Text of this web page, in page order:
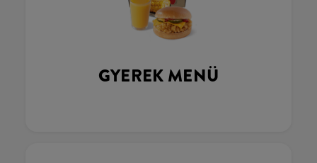
GYEREK MENÜ